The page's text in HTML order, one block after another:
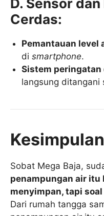
D. Sensor
Cerdas:
Pemantauan level
dismartphone.
Sistem peringatan
langsung ditangani
Sobat Mega Baja,
penampungan air itu
menyimpan, tapi
Dari rumah tangga